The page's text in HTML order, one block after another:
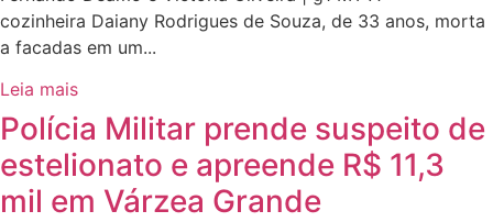
cozinheira Daiany Rodrigues de Souza, de 33 anos, morta
a facadas em um...
Leia mais
Polícia Militar prende suspeito de
estelionato e apreende R$ 11,3
mil em Várzea Grande